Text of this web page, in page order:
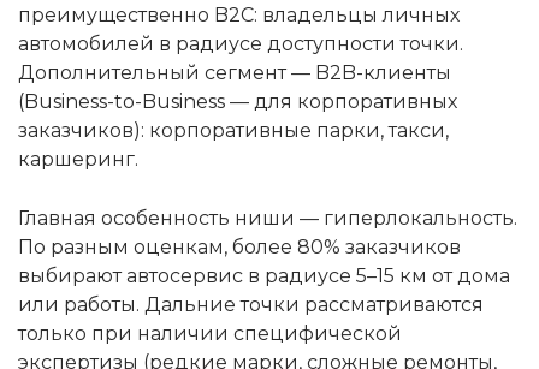
преимущественно B2C: владельцы личных
автомобилей в радиусе доступности точки.
Дополнительный сегмент — B2B-клиенты
(Business-to-Business — для корпоративных
заказчиков): корпоративные парки, такси,
каршеринг.
Главная особенность ниши — гиперлокальность.
По разным оценкам, более 80% заказчиков
выбирают автосервис в радиусе 5–15 км от дома
или работы. Дальние точки рассматриваются
только при наличии специфической
экспертизы (редкие марки, сложные ремонты,